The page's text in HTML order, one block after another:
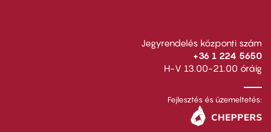
Jegyrendelés központi szám
+36 1 224 5650
H-V 13.00-21.00 óráig
Fejlesztés és üzemeltetés: